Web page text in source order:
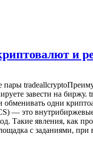
и
завести на биржу.
обменивать одни
— это
Такие явления, как
с заданиями,